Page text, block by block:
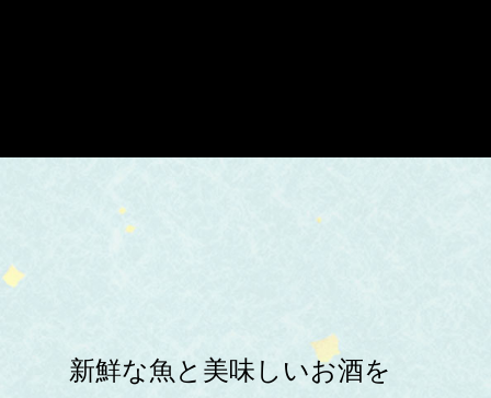
新鮮な魚と美味しいお酒を